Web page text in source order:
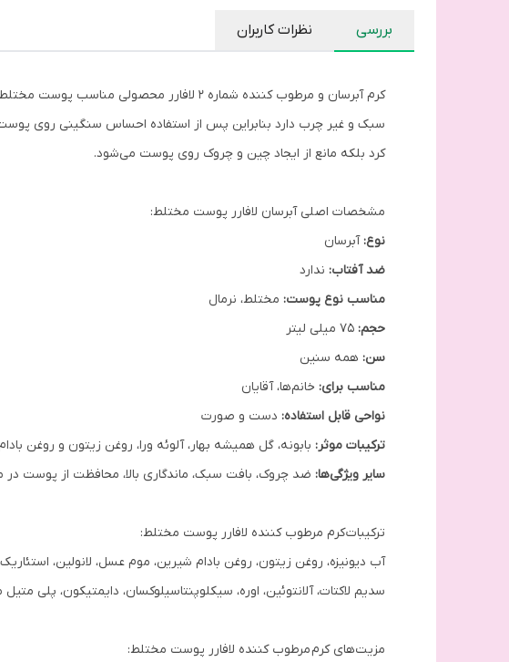
بررسی نظرات کاربران
کرم آبرسان و مرطوب کننده شماره 2
سبک و غیر چرب دارد بنابراین پس از استفاده احساس سنگینی روی
کرد بلکه مانع از ایجاد چین و چروک روی پوست می‌شود.
مشخصات اصلی آبرسان لافارر پوست مختلط:
نوع:آبرسان
ضد آفتاب: ندارد
مناسب نوع پوست: مختلط، نرمال
حجم:
سن: همه سنین
مناسب برای: خانم‌ها، آقایان
نواحی قابل استفاده: دست و صورت
ترکیبات موثر: بابونه، گل همیشه بهار، آلوئه ورا، روغن زیتون و روغن
سایر ویژگی‌ها: ضد چروک، بافت سبک، ماندگاری بالا، محافظت از پوست در
ترکیبات کرم مرطوب کننده لافارر پوست مختلط:
سدیم لاکتات، آلانتوئین، اوره، سیکلوپنتاسیلوکسان، دایمتیکون، پلی
مزیت‌های کرم مرطوب کننده لافارر پوست مختلط: